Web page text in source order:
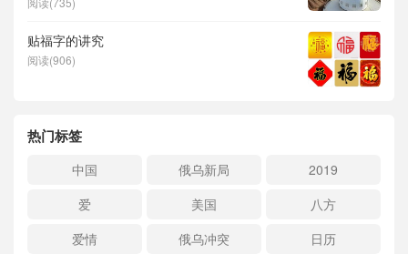
贴福字的讲究
阅读(906)
热门标签
中国 俄乌新局
2019
爱
美国
八方
爱情
俄乌冲突
日历